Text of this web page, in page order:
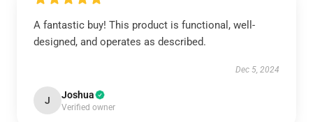
A fantastic buy! This product is functional, well-
designed, and operates as described.
Dec 5, 2024
J Joshua
Verified owner